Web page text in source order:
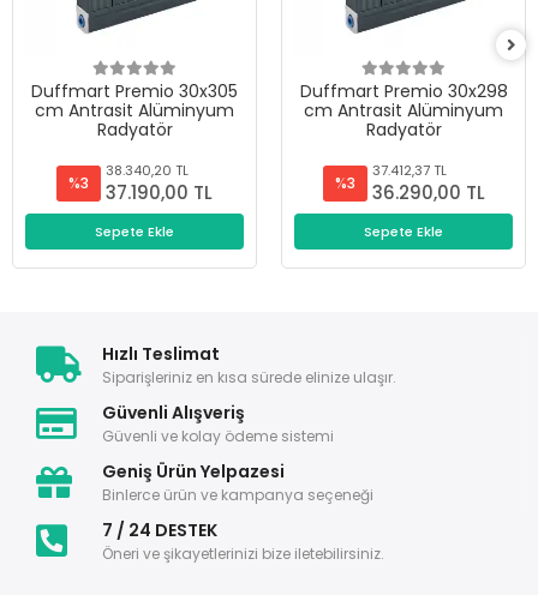
Duffmart Premio 30x305
cm Antrasit Alüminyum
Radyatör
%3
38.340,20 TL
37.190,00 TL
Sepete Ekle
Duffmart Premio 30x298
cm Antrasit Alüminyum
Radyatör
%3
37.412,37 TL
36.290,00 TL
Sepete Ekle
Hızlı Teslimat
Siparişleriniz en kısa sürede elinize ulaşır.
Güvenli Alışveriş
Güvenli ve kolay ödeme sistemi
Geniş Ürün Yelpazesi
Binlerce ürün ve kampanya seçeneği
7 / 24 DESTEK
Öneri ve şikayetlerinizi bize iletebilirsiniz.